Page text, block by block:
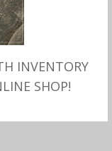
INVENTORY
SHOP!